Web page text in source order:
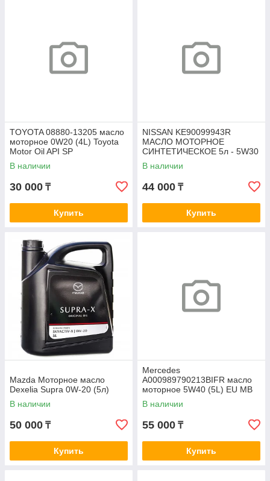
TOYOTA 08880-13205 масло
моторное 0W20 (4L) Toyota
Motor Oil API SP
В наличии
30 000 ₸
Купить
NISSAN KE90099943R
МАСЛО МОТОРНОЕ
СИНТЕТИЧЕСКОЕ 5л - 5W30
MOTOR OIL FS A5/B5
В наличии
44 000 ₸
Купить
Mazda Моторное масло
Dexelia Supra 0W-20 (5л)
В наличии
50 000 ₸
Купить
Mercedes
A000989790213BIFR масло
моторное 5W40 (5L) EU MB
229.5
В наличии
55 000 ₸
Купить